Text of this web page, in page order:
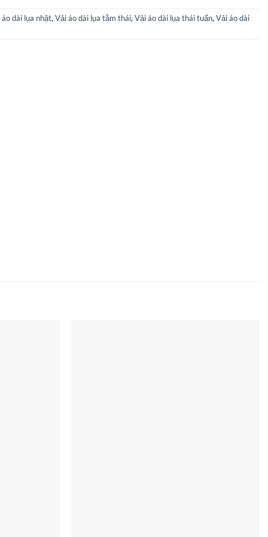
áo dài lụa nhật, Vải áo dài lụa tằm thái, Vải áo dài lụa thái tuấn, Vải áo dài